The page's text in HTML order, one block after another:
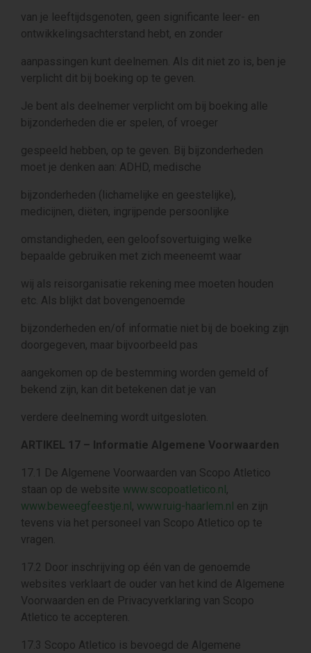
van je leeftijdsgenoten, geen significante leer- en
ontwikkelingsachterstand hebt, en zonder
aanpassingen kunt deelnemen. Als dit niet zo is, ben je
verplicht dit bij boeking op te geven.
Je bent als deelnemer verplicht om bij boeking alle
bijzonderheden die er spelen, of vroeger
gespeeld hebben, op te geven. Bij bijzonderheden
moet je denken aan: ADHD, medische
bijzonderheden (lichamelijke en geestelijke),
medicijnen, diëten, ingrijpende persoonlijke
omstandigheden, een geloofsovertuiging welke
bepaalde gebruiken met zich meeneemt waar
wij als reisorganisatie rekening mee moeten houden
etc. Als blijkt dat bovengenoemde
bijzonderheden en/of informatie niet bij de boeking zijn
doorgegeven, maar bijvoorbeeld pas
aangekomen op de bestemming worden gemeld of
bekend zijn, kan dit betekenen dat je van
verdere deelneming wordt uitgesloten.
ARTIKEL 17 – Informatie Algemene Voorwaarden
17.1 De Algemene Voorwaarden van Scopo Atletico
staan op de website www.scopoatletico.nl,
www.beweegfeestje.nl, www.ruig-haarlem.nl en zijn
tevens via het personeel van Scopo Atletico op te
vragen.
17.2 Door inschrijving op één van de genoemde
websites verklaart de ouder van het kind de Algemene
Voorwaarden en de Privacyverklaring van Scopo
Atletico te accepteren.
17.3 Scopo Atletico is bevoegd de Algemene